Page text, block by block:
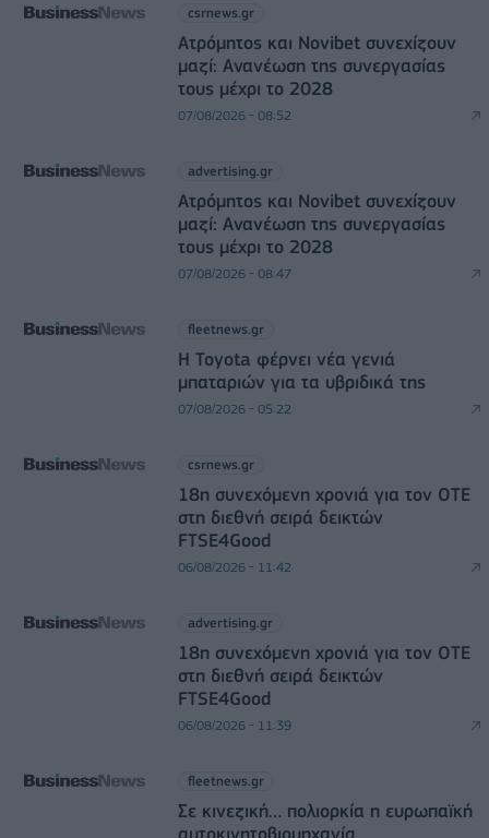
csrnews.gr
Ατρόμητος και Novibet συνεχίζουν
μαζί: Ανανέωση της συνεργασίας
τους μέχρι το 2028
07/08/2026 - 08:52
advertising.gr
Ατρόμητος και Novibet συνεχίζουν
μαζί: Ανανέωση της συνεργασίας
τους μέχρι το 2028
07/08/2026 - 08:47
fleetnews.gr
Η Toyota φέρνει νέα γενιά
μπαταριών για τα υβριδικά της
07/08/2026 - 05:22
csrnews.gr
18η συνεχόμενη χρονιά για τον ΟΤΕ
στη διεθνή σειρά δεικτών
FTSE4Good
06/08/2026 - 11:42
advertising.gr
18η συνεχόμενη χρονιά για τον ΟΤΕ
στη διεθνή σειρά δεικτών
FTSE4Good
06/08/2026 - 11:39
fleetnews.gr
Σε κινεζική… πολιορκία η ευρωπαϊκή
αυτοκινητοβιομηχανία